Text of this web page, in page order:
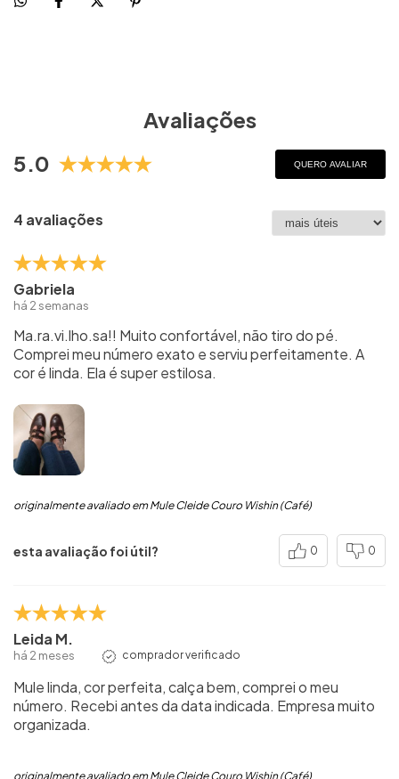
Avaliações
5.0
QUERO AVALIAR
4 avaliações
Gabriela
há 2 semanas
Ma.ra.vi.lho.sa!! Muito confortável, não tiro do pé.
Comprei meu número exato e serviu perfeitamente. A
cor é linda. Ela é super estilosa.
originalmente avaliado em Mule Cleide Couro Wishin (Café)
esta avaliação foi útil? 0 0
Leida M.
há 2 meses comprador verificado
Mule linda, cor perfeita, calça bem, comprei o meu
número. Recebi antes da data indicada. Empresa muito
organizada.
originalmente avaliado em Mule Cleide Couro Wishin (Café)